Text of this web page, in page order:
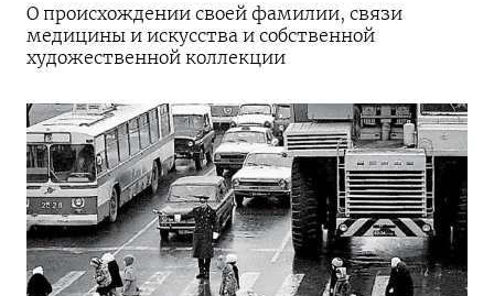
О происхождении своей фамилии, связи
медицины и искусства и собственной
художественной коллекции